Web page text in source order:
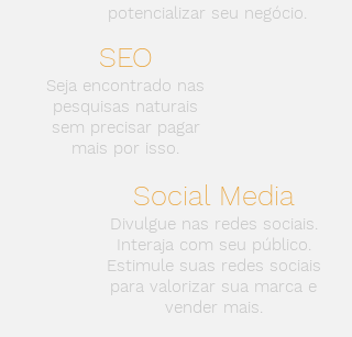
potencializar seu negócio.
SEO
Seja encontrado nas
pesquisas naturais
sem precisar pagar
mais por isso.
Social Media
Divulgue nas redes sociais.
Interaja com seu público.
Estimule suas redes sociais
para valorizar sua marca e
vender mais.